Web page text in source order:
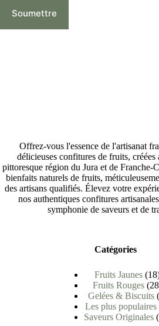
Soumettre
Offrez-vous l'essence de l'artisanat
délicieuses confitures de fruits, créées
pittoresque région du Jura et de Franche-
bienfaits naturels de fruits,
des artisans qualifiés. Élevez votre
nos authentiques confitures
symphonie de saveurs et de
Catégories
Fruits Jaunes 18
Fruits Rouges 28
Gelées & Biscuits
Les plus populaires
Saveurs Originales